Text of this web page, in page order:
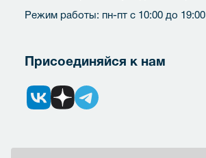
Режим работы: пн-пт с 10:00 до 19:00
Присоединяйся к нам